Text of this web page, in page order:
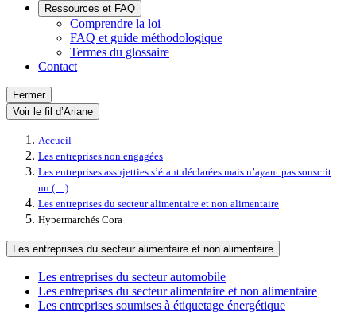
Ressources et FAQ
Comprendre la loi
FAQ et guide méthodologique
Termes du glossaire
Contact
Fermer
Voir le fil d’Ariane
Accueil
Les entreprises non engagées
Les entreprises assujetties s’étant déclarées mais n’ayant pas souscrit
un (…)
Les entreprises du secteur alimentaire et non alimentaire
Hypermarchés Cora
Les entreprises du secteur alimentaire et non alimentaire
Les entreprises du secteur automobile
Les entreprises du secteur alimentaire et non alimentaire
Les entreprises soumises à étiquetage énergétique